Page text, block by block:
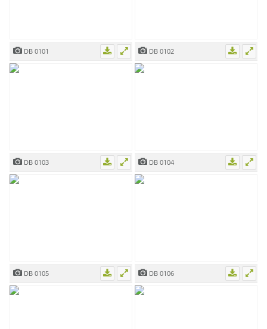
DB 0101 DB 0102
DB 0103 DB 0104
DB 0105 DB 0106